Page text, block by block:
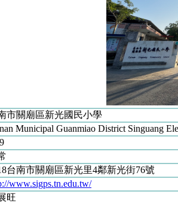
市關廟區新光國民小學
Municipal Guanmiao District Singuang
台南市關廟區新光里4鄰新光街76號
www.sigps.tn.edu.tw/
旺